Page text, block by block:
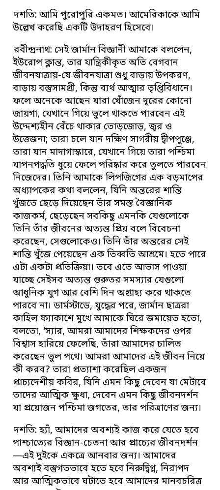
দশতি: আমি পুরোপুরি একমত। আমেরিকাকে আমি
উল্লেখ করেছি একটি উদাহরণ হিসেবে।
রবীন্দ্রনাথ: সেই জার্মান বিজ্ঞানী আমাকে বললেন,
ইউরোপ ক্লান্ত, তার যান্ত্রিকীকৃত অতি বেগবান
জীবনযাত্রায়-যে জীবনযাত্রা শুধু বাড়ায় উপকরণ,
বাড়ায় বস্তুসামগ্রী, কিন্তু ব্যর্থ আত্মার তৃপ্তিবিধানে।
ফলে অনেকে আছেন যারা খোঁজেন দূরের কোনো
জায়গা, যেখানে গিয়ে ভুলে থাকতে পারবেন এই
উদ্দেশ্যহীন বেঁচে থাকার তোড়জোড়, জ্বর ও
উত্তেজনা; তারা চলে যান দক্ষিণ সাগরীয় দ্বীপপুঞ্জে,
তারা যান মাদাগাস্কারে, যেখানে গিয়ে তারা পশ্চিমা
যাপনপদ্ধতি ধুয়ে ফেলে পরিষ্কার করে তুলতে পারবেন
নিজেদের। তিনি আমাকে লিপজিগের এক বড়মাপের
অধ্যাপকের কথা বললেন, যিনি অন্তরের শান্তি
খুঁজতে ছেড়ে দিয়েছেন তাঁর সমস্ত বৈজ্ঞানিক
কাজকর্ম, ছেড়েছেন সবকিছু এমনকি যেগুলোকে
তিনি তাঁর জীবনের অত্যন্ত প্রিয় বলে বিবেচনা
করেছেন, সেগুলোকেও। তিনি তাঁর অন্তরের সেই
শান্তি খুঁজে পেয়েছেন এক তিব্বতি আশ্রমে। হতে পারে
এটা একটা প্রতিক্রিয়া। তবে এতে আভাস পাওয়া
যাচ্ছে সেইসব অত্যন্ত গুরুতর সমস্যার যেগুলো
আধুনিক যুগ আর বেশি দিন অগ্রাহ্য করে থাকতে
পারবে না। ডার্মস্টাডে, যুদ্ধের পরে, জার্মান ছাত্ররা
কাহিল ফ্যাকাশে মুখে আমাকে ঘিরে জমায়েত হতো,
বলতো, ‘স্যার, আমরা আমাদের শিক্ষকদের ওপর
বিশ্বাস হারিয়ে ফেলেছি, তাঁরা আমাদের চালিত
করেছেন ভুল পথে। আমরা আমাদের এই জীবন নিয়ে
কী করব? তারা প্রত্যাশা করেছিল একজন
প্রাচ্যদেশীয় কবির, যিনি এমন কিছু দেবেন যা মেটাবে
তাদের আত্মিক ক্ষুধা, দেবেন এমন কিছু জীবনদর্শন
যা প্রয়োজন পশ্চিমা জগতের, তার পরিত্রাণের জন্য।
দশতি: হ্যাঁ, আমাদের অবশ্যই কাজ করে যেতে হবে
পাশ্চাত্যের বিজ্ঞান-চেতনা আর প্রাচ্যের জীবনদর্শন
—এই দুইকে একত্রে আনবার জন্য। আমাদের
অবশ্যই বস্তুগতভাবে হতে হবে নিরুদ্বিগ্ন, নিরাপদ
আর আত্মিকভাবে ঘটাতে হবে আমাদের মানবচরিত্র